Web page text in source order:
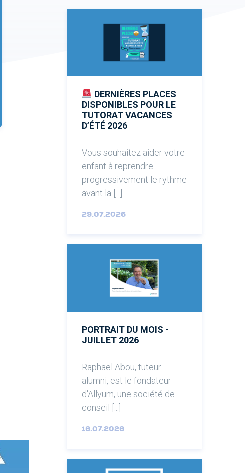
DERNIÈRES PLACES
DISPONIBLES POUR LE
TUTORAT VACANCES
D’ÉTÉ 2026
Vous souhaitez aider votre
enfant à reprendre
progressivement le rythme
avant la [...]
29.07.2026
PORTRAIT DU MOIS -
JUILLET 2026
Raphaël Abou, tuteur
alumni, est le fondateur
d'Allyum, une société de
conseil [...]
16.07.2026